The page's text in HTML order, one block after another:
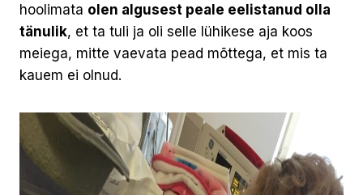
hoolimata olen algusest peale eelistanud olla
tänulik, et ta tuli ja oli selle lühikese aja koos
meiega, mitte vaevata pead mõttega, et mis ta
kauem ei olnud.